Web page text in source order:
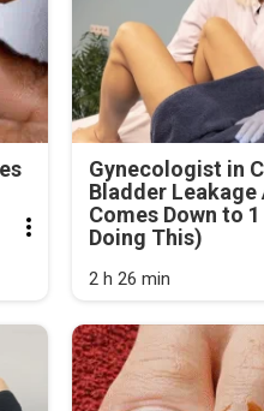
Gynecologist in
Bladder Leakage
Comes Down to
Doing This)
2 h 26 min